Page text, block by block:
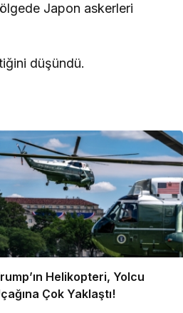
Japon askerleri
Helikopteri, Yolcu
Çok Yaklaştı!